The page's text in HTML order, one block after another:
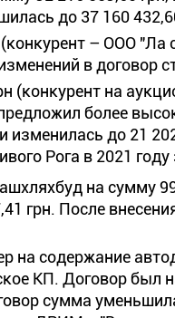
до 37 160
– ООО
в договор
(конкурент на
более
изменилась до 21
Рога в 2021
на сумму
грн. После
на содержание
КП. Договор был
сумма